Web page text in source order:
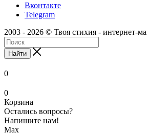
Вконтакте
Telegram
2003 - 2026 © Твоя стихия - интернет-
Найти
0
0
Корзина
Остались вопросы?
Напишите нам!
Max